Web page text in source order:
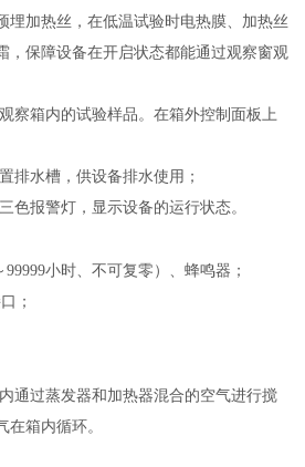
埋加热丝，在低温试验时电热膜、加热丝
，保障设备在开启状态都能通过观察窗观
察箱内的试验样品。在箱外控制面板上
排水槽，供设备排水使用；
色报警灯，显示设备的运行状态。
小时、不可复零）、蜂鸣器 ；
；
通过蒸发器和加热器混合的空气进行搅
在箱内循环。